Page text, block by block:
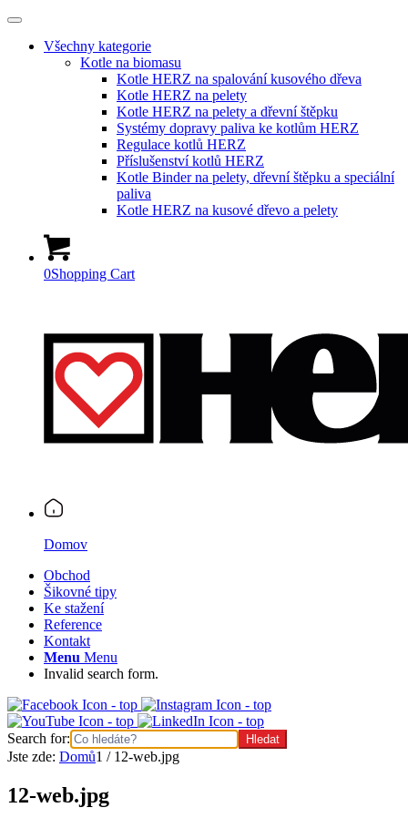
Všechny kategorie
Kotle na biomasu
Kotle HERZ na spalování kusového dřeva
Kotle HERZ na pelety
Kotle HERZ na pelety a dřevní štěpku
Systémy dopravy paliva ke kotlům HERZ
Regulace kotlů HERZ
Příslušenství kotlů HERZ
Kotle Binder na pelety, dřevní štěpku a speciální
paliva
Kotle HERZ na kusové dřevo a pelety
0Shopping Cart
Domov
Obchod
Šikovné tipy
Ke stažení
Reference
Kontakt
Menu Menu
Invalid search form.
Search for:
Jste zde: Domů1 / 12-web.jpg
12-web.jpg